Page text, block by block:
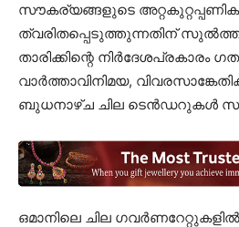
സൗകര്യങ്ങളുടെ
ത്വരിതപ്പെടുത്തുന്നതിന്
താരിക്കിന്റെ നിർദേശപ്രകാരം
വാർത്താവിനിമയ,
ബുധനാഴ്ച ചില ടെൻഡറുകൾ
ഒമാനിലെ ചില